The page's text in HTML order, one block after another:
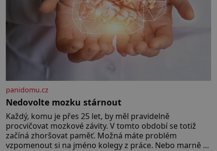
panidomu.cz
Nedovolte mozku stárnout
Každý, komu je přes 25 let, by měl pravidelně
procvičovat mozkové závity. V tomto období se totiž
začíná zhoršovat paměť. Možná máte problém
vzpomenout si na jméno kolegy z práce. Nebo marně v